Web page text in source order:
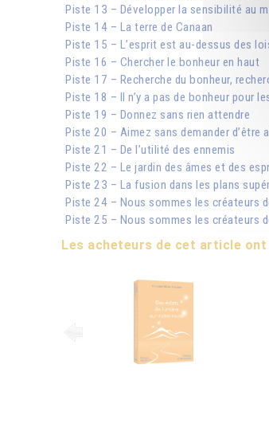
Piste 13 – Développer la sensibilité au
Piste 14 – La terre de Canaan
Piste 15 – L’esprit est au-dessus des
Piste 16 – Chercher le bonheur en haut
Piste 17 – Recherche du bonheur,
Piste 18 – Il n’y a pas de bonheur pour
Piste 19 – Donnez sans rien attendre
Piste 20 – Aimez sans demander d’être
Piste 21 – De l’utilité des ennemis
Piste 22 – Le jardin des âmes et des
Piste 23 – La fusion dans les plans
Piste 24 – Nous sommes les créateurs
Piste 25 – Nous sommes les créateurs
Les acheteurs de cet article ont